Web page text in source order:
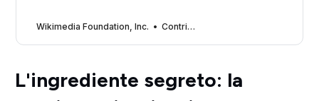
Wikimedia Foundation, Inc. Contributori ai progetti Wikimedia
L'ingrediente segreto: la